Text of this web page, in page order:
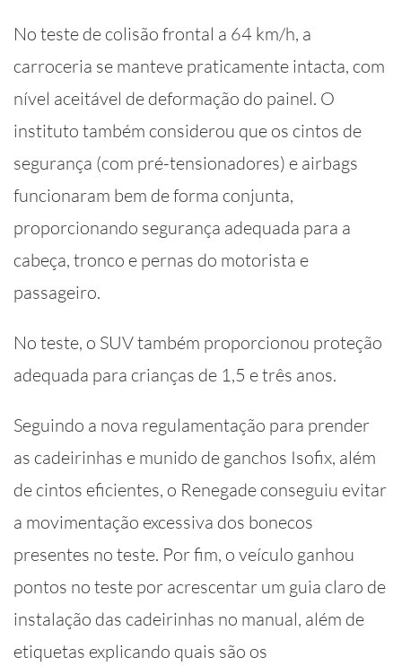
No teste de colisão frontal a 64 km/h, a
carroceria se manteve praticamente intacta, com
nível aceitável de deformação do painel. O
instituto também considerou que os cintos de
segurança (com pré-tensionadores) e airbags
funcionaram bem de forma conjunta,
proporcionando segurança adequada para a
cabeça, tronco e pernas do motorista e
passageiro.
No teste, o SUV também proporcionou proteção
adequada para crianças de 1,5 e três anos.
Seguindo a nova regulamentação para prender
as cadeirinhas e munido de ganchos Isofix, além
de cintos eficientes, o Renegade conseguiu evitar
a movimentação excessiva dos bonecos
presentes no teste. Por fim, o veículo ganhou
pontos no teste por acrescentar um guia claro de
instalação das cadeirinhas no manual, além de
etiquetas explicando quais são os